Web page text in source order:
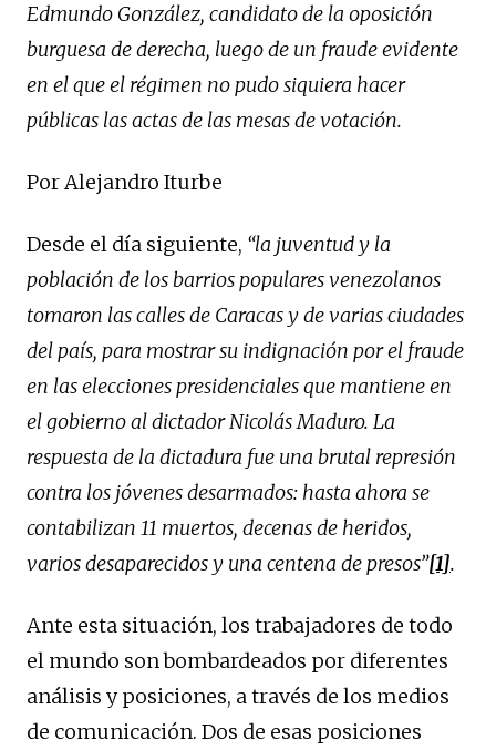
Edmundo González, candidato de la oposición
burguesa de derecha, luego de un fraude evidente
en el que el régimen no pudo siquiera hacer
públicas las actas de las mesas de votación.
Por Alejandro Iturbe
Desde el día siguiente, “la juventud y la
población de los barrios populares venezolanos
tomaron las calles de Caracas y de varias ciudades
del país, para mostrar su indignación por el fraude
en las elecciones presidenciales que mantiene en
el gobierno al dictador Nicolás Maduro. La
respuesta de la dictadura fue una brutal represión
contra los jóvenes desarmados: hasta ahora se
contabilizan 11 muertos, decenas de heridos,
varios desaparecidos y una centena de presos”[1].
Ante esta situación, los trabajadores de todo
el mundo son bombardeados por diferentes
análisis y posiciones, a través de los medios
de comunicación. Dos de esas posiciones